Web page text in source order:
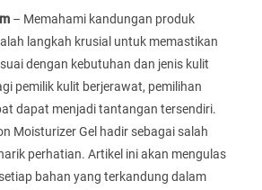
– Memahami kandungan produk
langkah krusial untuk memastikan
dengan kebutuhan dan jenis kulit
pemilik kulit berjerawat, pemilihan
dapat menjadi tantangan tersendiri.
Moisturizer Gel hadir sebagai salah
perhatian. Artikel ini akan mengulas
bahan yang terkandung dalam